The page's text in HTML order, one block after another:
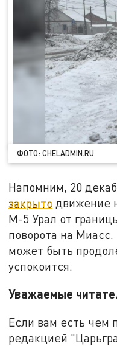
ФОТО: CHELADMIN.RU
Напомним, 20
закрыто движение
М-5 Урал от
поворота на
может быть
успокоится.
Уважаемые
Если вам есть чем
редакцией